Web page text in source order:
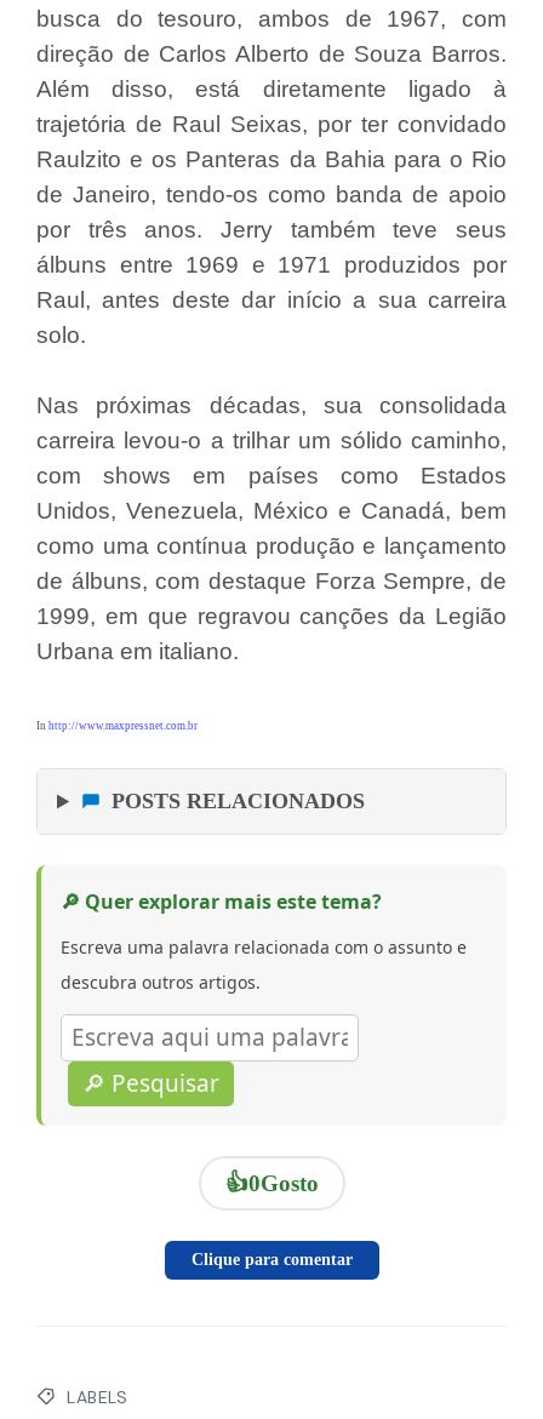
busca do tesouro, ambos de 1967, com
direção de Carlos Alberto de Souza Barros.
Além disso, está diretamente ligado à
trajetória de Raul Seixas, por ter convidado
Raulzito e os Panteras da Bahia para o Rio
de Janeiro, tendo-os como banda de apoio
por três anos. Jerry também teve seus
álbuns entre 1969 e 1971 produzidos por
Raul, antes deste dar início a sua carreira
solo.
Nas próximas décadas, sua consolidada
carreira levou-o a trilhar um sólido caminho,
com shows em países como Estados
Unidos, Venezuela, México e Canadá, bem
como uma contínua produção e lançamento
de álbuns, com destaque Forza Sempre, de
1999, em que regravou canções da Legião
Urbana em italiano.
In http://www.maxpressnet.com.br
POSTS RELACIONADOS
🔎 Quer explorar mais este tema?
Escreva uma palavra relacionada com o assunto e
descubra outros artigos.
🔎 Pesquisar
👍0Gosto
Clique para comentar
LABELS